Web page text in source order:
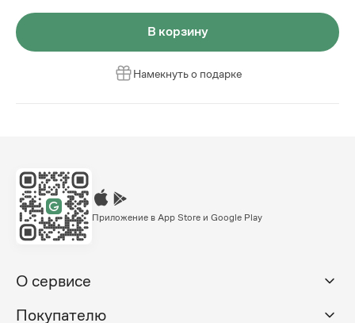
В корзину
Намекнуть о подарке
Приложение в App Store и Google Play
О сервисе
Покупателю